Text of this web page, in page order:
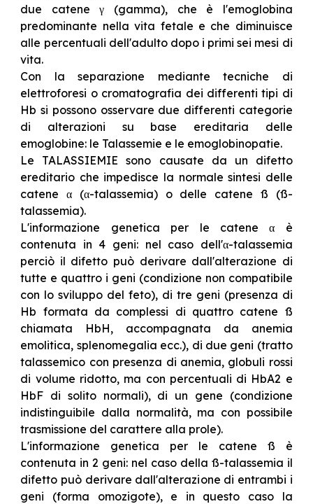
due catene γ (gamma), che è l'emoglobina
predominante nella vita fetale e che diminuisce
alle percentuali dell'adulto dopo i primi sei mesi di
vita.
Con la separazione mediante tecniche di
elettroforesi o cromatografia dei differenti tipi di
Hb si possono osservare due differenti categorie
di alterazioni su base ereditaria delle
emoglobine: le Talassemie e le emoglobinopatie.
Le TALASSIEMIE sono causate da un difetto
ereditario che impedisce la normale sintesi delle
catene α (α-talassemia) o delle catene ß (ß-
talassemia).
L'informazione genetica per le catene α è
contenuta in 4 geni: nel caso dell'α-talassemia
perciò il difetto può derivare dall'alterazione di
tutte e quattro i geni (condizione non compatibile
con lo sviluppo del feto), di tre geni (presenza di
Hb formata da complessi di quattro catene ß
chiamata HbH, accompagnata da anemia
emolitica, splenomegalia ecc.), di due geni (tratto
talassemico con presenza di anemia, globuli rossi
di volume ridotto, ma con percentuali di HbA2 e
HbF di solito normali), di un gene (condizione
indistinguibile dalla normalità, ma con possibile
trasmissione del carattere alla prole).
L'informazione genetica per le catene ß è
contenuta in 2 geni: nel caso della ß-talassemia il
difetto può derivare dall'alterazione di entrambi i
geni (forma omozigote), e in questo caso la